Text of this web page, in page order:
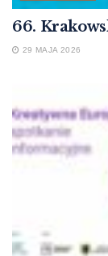
66.
29 MAJA 2026